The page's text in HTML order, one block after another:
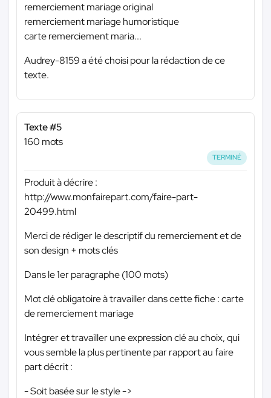
remerciement mariage original
remerciement mariage humoristique
carte remerciement maria...
Audrey-8159 a été choisi pour la rédaction de ce
texte.
Texte #5
160 mots
TERMINÉ
Produit à décrire :
http://www.monfairepart.com/faire-part-
20499.html
Merci de rédiger le descriptif du remerciement et de
son design + mots clés
Dans le 1er paragraphe (100 mots)
Mot clé obligatoire à travailler dans cette fiche : carte
de remerciement mariage
Intégrer et travailler une expression clé au choix, qui
vous semble la plus pertinente par rapport au faire
part décrit :
- Soit basée sur le style ->